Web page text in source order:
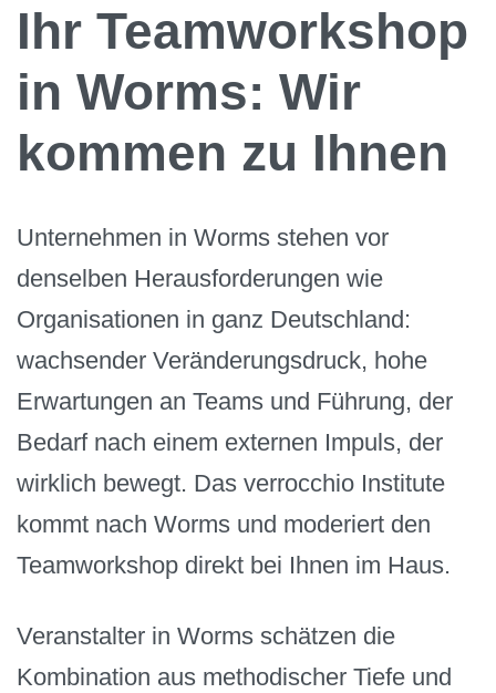
Ihr Teamworkshop
in Worms: Wir
kommen zu Ihnen
Unternehmen in Worms stehen vor
denselben Herausforderungen wie
Organisationen in ganz Deutschland:
wachsender Veränderungsdruck, hohe
Erwartungen an Teams und Führung, der
Bedarf nach einem externen Impuls, der
wirklich bewegt. Das verrocchio Institute
kommt nach Worms und moderiert den
Teamworkshop direkt bei Ihnen im Haus.
Veranstalter in Worms schätzen die
Kombination aus methodischer Tiefe und